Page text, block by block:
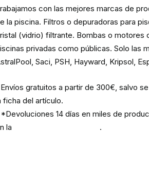
con las mejores marcas de
la piscina. Filtros o depuradoras para
(vidrio) filtrante. Bombas o motores
privadas como públicas. Solo las
Saci, PSH, Hayward, Kripsol,
gratuitos a partir de 300€, salvo
ficha del artículo.
14 días en miles de
la
.